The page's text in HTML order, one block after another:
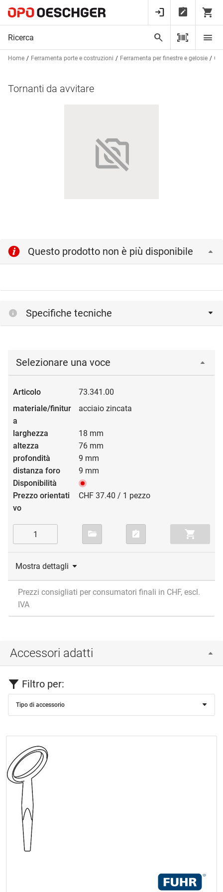
Home Ferramenta porte e costruzioni Ferramenta per finestre e gelosie
Tornanti da avvitare
Questo prodotto non è più disponibile
Specifiche tecniche
Selezionare una voce
73.341.00
acciaio zincata
18 mm
76 mm
9 mm
9 mm
CHF 37.40 / 1 pezzo
Mostra dettagli
Prezzi consigliati per consumatori finali in CHF, escl.
IVA
Accessori adatti
Filtro per:
Tipo di accessorio